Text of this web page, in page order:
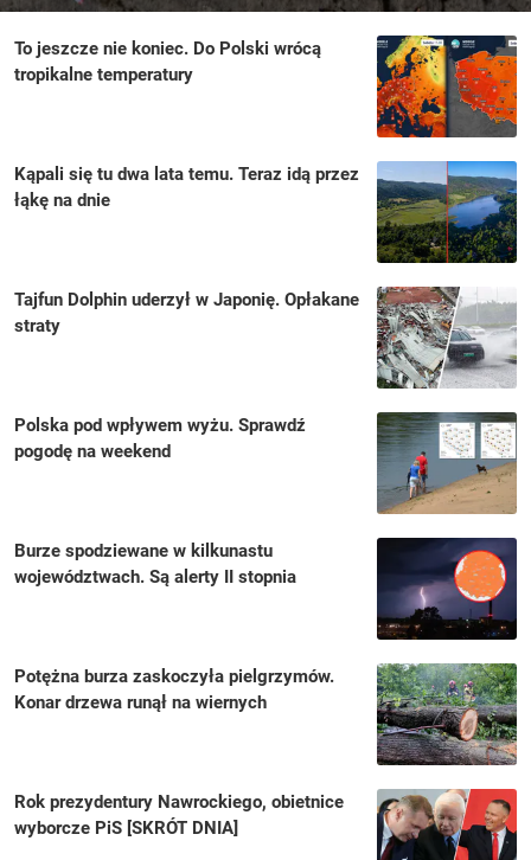
To jeszcze nie koniec. Do Polski wrócą
tropikalne temperatury
Kąpali się tu dwa lata temu. Teraz idą przez
łąkę na dnie
Tajfun Dolphin uderzył w Japonię. Opłakane
straty
Polska pod wpływem wyżu. Sprawdź
pogodę na weekend
Burze spodziewane w kilkunastu
województwach. Są alerty II stopnia
Potężna burza zaskoczyła pielgrzymów.
Konar drzewa runął na wiernych
Rok prezydentury Nawrockiego, obietnice
wyborcze PiS [SKRÓT DNIA]